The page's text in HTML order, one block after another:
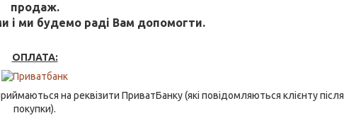
продаж.
і ми будемо раді Вам допомогти.
ОПЛАТА:
на реквізити ПриватБанку (які повідомляються клієнту після
покупки).